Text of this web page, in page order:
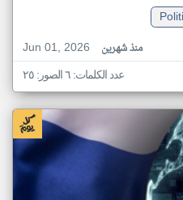
Jun 01, 2026
منذ شهرين
عدد الكلمات: ٦ الصور: ٢٥